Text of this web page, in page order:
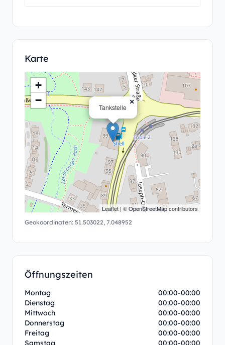
Karte
Tankstelle
×
+
−
Leaflet | ©OpenStreetMapcontributors
Geokoordinaten: 51.503022, 7.048952
Öffnungszeiten
Montag
00:00-00:00
Dienstag
00:00-00:00
Mittwoch
00:00-00:00
Donnerstag
00:00-00:00
Freitag
00:00-00:00
Samstag
00:00-00:00